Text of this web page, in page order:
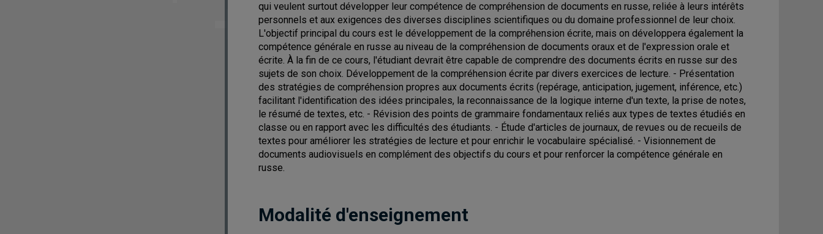
qui veulent surtout développer leur compétence de compréhension de documents en russe, reliée à leurs intérêts
personnels et aux exigences des diverses disciplines scientifiques ou du domaine professionnel de leur choix.
L'objectif principal du cours est le développement de la compréhension écrite, mais on développera également la
compétence générale en russe au niveau de la compréhension de documents oraux et de l'expression orale et
écrite. À la fin de ce cours, l'étudiant devrait être capable de comprendre des documents écrits en russe sur des
sujets de son choix. Développement de la compréhension écrite par divers exercices de lecture. - Présentation
des stratégies de compréhension propres aux documents écrits (repérage, anticipation, jugement, inférence, etc.)
facilitant l'identification des idées principales, la reconnaissance de la logique interne d'un texte, la prise de notes,
le résumé de textes, etc. - Révision des points de grammaire fondamentaux reliés aux types de textes étudiés en
classe ou en rapport avec les difficultés des étudiants. - Étude d'articles de journaux, de revues ou de recueils de
textes pour améliorer les stratégies de lecture et pour enrichir le vocabulaire spécialisé. - Visionnement de
documents audiovisuels en complément des objectifs du cours et pour renforcer la compétence générale en
russe.
Modalité d'enseignement